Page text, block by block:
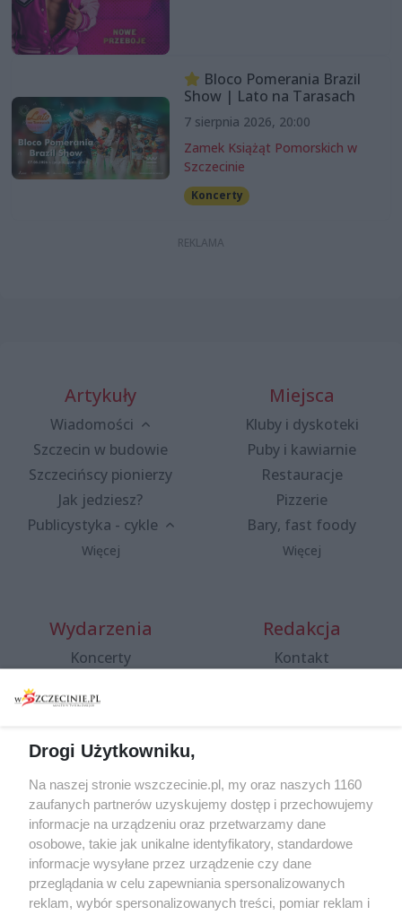
Bloco Pomerania Brazil
Show | Lato na Tarasach
7 sierpnia 2026, 20:00
Zamek Książąt Pomorskich w
Szczecinie
Koncerty
Artykuły
Wiadomości
Szczecin w budowie
Szczecińscy pionierzy
Jak jedziesz?
Publicystyka - cykle
Więcej
Miejsca
Kluby i dyskoteki
Puby i kawiarnie
Restauracje
Pizzerie
Bary, fast foody
Więcej
Wydarzenia
Koncerty
Spacery i oprowadzania
targi
Wernisaże
Więcej
Redakcja
Kontakt
Specjalny koncert z okazji
20. urodzin portalu
wSzczecinie.pl
Regulamin konkursów
śniadaniówka "Hej
Szczecin! Jest piątek!"
Drogi Użytkowniku,
Na naszej stronie wszczecinie.pl, my oraz naszych 1160
zaufanych partnerów uzyskujemy dostęp i przechowujemy
informacje na urządzeniu oraz przetwarzamy dane
osobowe, takie jak unikalne identyfikatory, standardowe
informacje wysyłane przez urządzenie czy dane
przeglądania w celu zapewniania spersonalizowanych
reklam, wybór spersonalizowanych treści, pomiar reklam i